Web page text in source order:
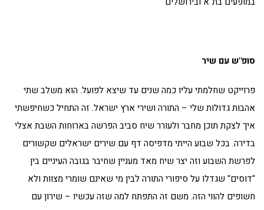
סופ"ש עם שיר
פרוייקט שחלמתי עליו כמה שנים עד שיצא לפועל. הוא משלב שתי
אהבות גדולות שלי – התורה ושירי ארץ ישראל. זה התחיל כשחיפשתי
איך לצקת תוכן מחבר ולעורר שיח סביב הפרשה בארוחות השבת אצלי
בדירה. בכל שבוע הייתי מדפיסה דף עם שירים ישראלים שקשורים
לפרשת השבוע וזה יצר שיח מאד מעניין שחיבר בגובה העיניים בין
"דוסים" שגדלו על סיפורי התורה לבין מי שאינם שומרי מצוות ולא
חשופים להווי הזה. משם זה התפתח למה שזה עכשיו – שירון עם